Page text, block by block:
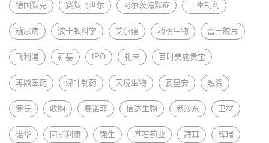
德国默克 赛默飞世尔 阿尔茨海默症 三生制药
糖尿病 波士顿科学 艾尔建 药明生物 富士胶片
飞利浦 新基 IPO 礼来 百时美施贵宝
再鼎医药 绿叶制药 天境生物 瓦里安 融资
罗氏 收购 赛诺菲 信达生物 默沙东 卫材
诺华 阿斯利康 强生 基石药业 拜耳 辉瑞